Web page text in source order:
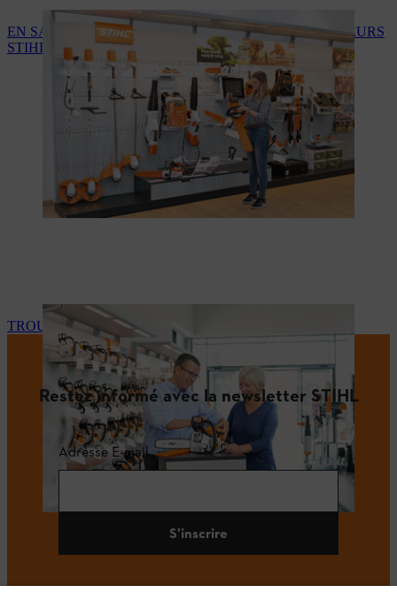
EN SAVOIR PLUS SUR LES SERVICES DES REVENDEURS
STIHL
TROUVEZ VOTRE REVENDEUR STIHL
Restez informé avec la newsletter STIHL
Adresse E-mail
S'inscrire